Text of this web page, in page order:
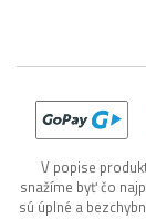
V popise
snažíme byť čo
sú úplné a